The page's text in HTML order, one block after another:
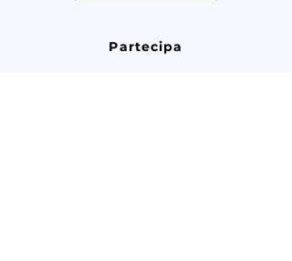
Partecipa